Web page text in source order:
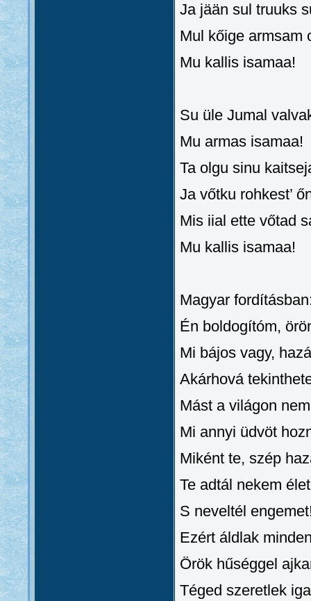
Ja jään sul truuks
Mul kőige armsam
Mu kallis isamaa!
Su üle Jumal
Mu armas isamaa!
Ta olgu sinu
Ja vőtku rohkest’
Mis iial ette vőtad
Mu kallis isamaa!
Magyar
Én boldogítóm,
Mi bájos vagy,
Akárhová
Mást a világon
Mi annyi üdvöt
Miként te, szép
Te adtál nekem
S neveltél
Ezért áldlak
Örök hűséggel
Téged szeretlek